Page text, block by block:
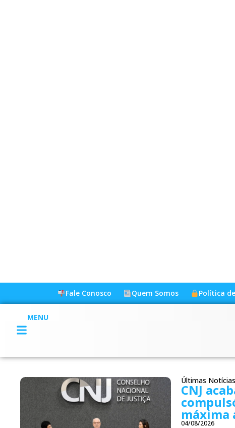
Fale Conosco Quem Somos Política
MENU
Últimas Notícias
CNJ
máxima
04/08/2026